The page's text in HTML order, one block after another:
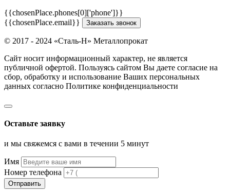
{{chosenPlace.phones[0]['phone']}}
{{chosenPlace.email}}
Заказать звонок
© 2017 - 2024 «Cталь-Н» Металлопрокат
Сайт носит информационный характер, не является
публичной офертой. Пользуясь сайтом Вы даете согласие на
сбор, обработку и использование Ваших персональных
данных согласно Политике конфиденциальности
Оставьте заявку
и мы свяжемся с вами в течении 5 минут
Имя
Номер телефона
Отправить